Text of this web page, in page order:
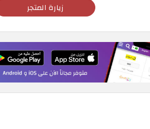
زيارة المتجر